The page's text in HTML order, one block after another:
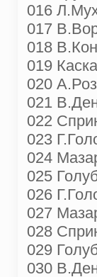
016
017
018
019
020
021
022
023
024
025
026
027
028
029
030